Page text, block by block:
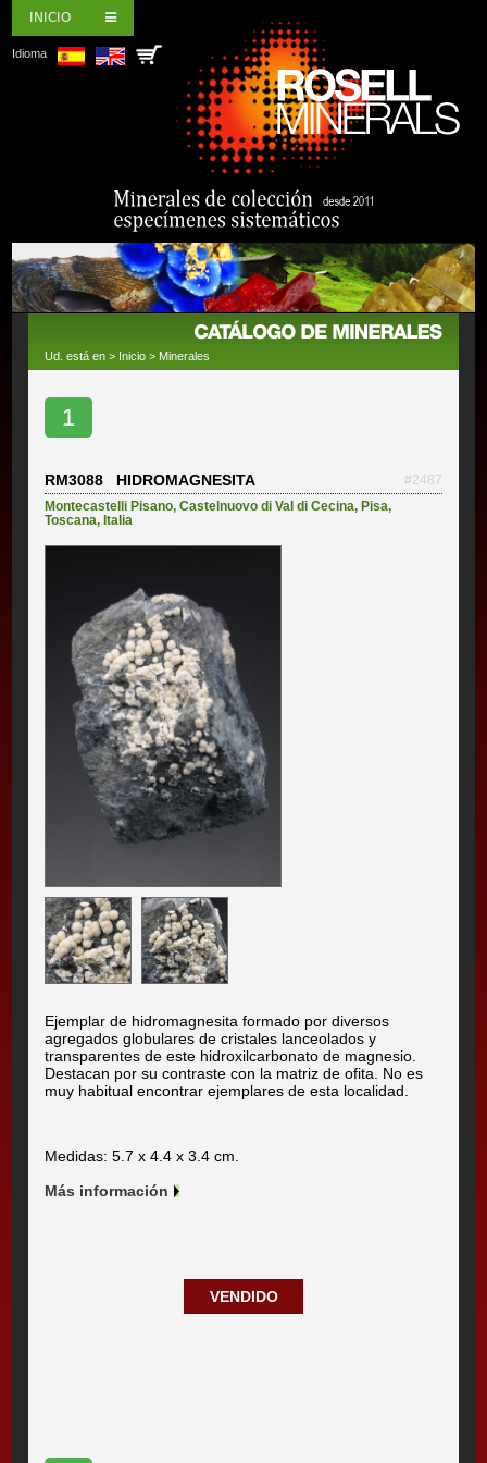
INICIO
Idioma
Ud. está en > Inicio > Minerales
1
RM3088 HIDROMAGNESITA
#2487
Montecastelli Pisano,Castelnuovo di Val di Cecina,Pisa,
Toscana,Italia
Ejemplar de hidromagnesita formado por diversos
agregados globulares de cristales lanceolados y
transparentes de este hidroxilcarbonato de magnesio.
Destacan por su contraste con la matriz de ofita. No es
muy habitual encontrar ejemplares de esta localidad.
Medidas: 5.7 x 4.4 x 3.4 cm.
Más información
VENDIDO